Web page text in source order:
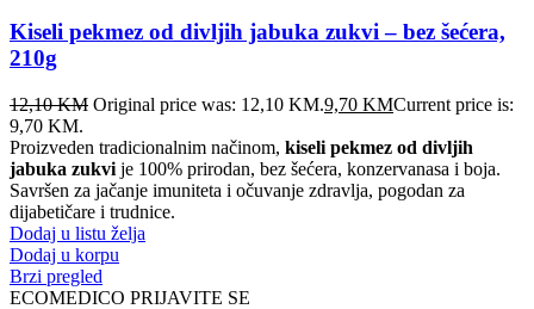
Kiseli pekmez od divljih jabuka zukvi – bez šećera,
210g
12,10KM Original price was: 12,10 KM.9,70 KMCurrent price is:
9,70 KM.
Proizveden tradicionalnim načinom, kiseli pekmez od divljih
jabuka zukvi je 100% prirodan, bez šećera, konzervanasa i boja.
Savršen za jačanje imuniteta i očuvanje zdravlja, pogodan za
dijabetičare i trudnice.
Dodaj u listu želja
Dodaj u korpu
Brzi pregled
ECOMEDICO PRIJAVITE SE